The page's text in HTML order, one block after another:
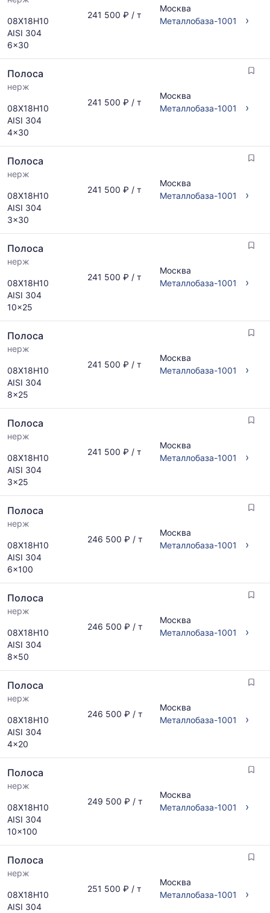
08Х18Н10
AISI 304
6x30
241 500 ₽ / т
Москва
Металлобаза-1001
›
Полоса
нерж
08Х18Н10
AISI 304
4x30
241 500 ₽ / т
Москва
Металлобаза-1001
›
Полоса
нерж
08Х18Н10
AISI 304
3x30
241 500 ₽ / т
Москва
Металлобаза-1001
›
Полоса
нерж
08Х18Н10
AISI 304
10x25
241 500 ₽ / т
Москва
Металлобаза-1001
›
Полоса
нерж
08Х18Н10
AISI 304
8x25
241 500 ₽ / т
Москва
Металлобаза-1001
›
Полоса
нерж
08Х18Н10
AISI 304
3x25
241 500 ₽ / т
Москва
Металлобаза-1001
›
Полоса
нерж
08Х18Н10
AISI 304
6x100
246 500 ₽ / т
Москва
Металлобаза-1001
›
Полоса
нерж
08Х18Н10
AISI 304
8x50
246 500 ₽ / т
Москва
Металлобаза-1001
›
Полоса
нерж
08Х18Н10
AISI 304
4x20
246 500 ₽ / т
Москва
Металлобаза-1001
›
Полоса
нерж
08Х18Н10
AISI 304
10x100
249 500 ₽ / т
Москва
Металлобаза-1001
›
Полоса
нерж
08Х18Н10
AISI 304
251 500 ₽ / т
Москва
Металлобаза-1001
›